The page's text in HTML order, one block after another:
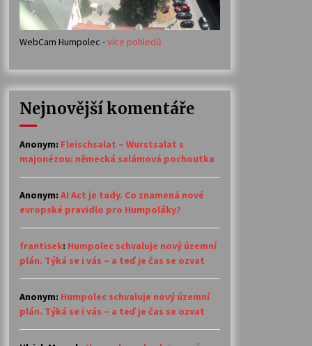
23. 7. 2026
14. 7. 2026
30. 6. 2026
WebCam Humpolec -více pohledů
Nejnovější komentáře
Anonym: Fleischsalat – Wurstsalat s
majonézou: německá salámová pochoutka
Anonym: AI Act je tady. Co znamená nové
evropské pravidlo pro Humpoláky?
frantisek: Humpolec schvaluje nový územní
plán. Týká se i vás – a teď je čas se ozvat
Anonym: Humpolec schvaluje nový územní
plán. Týká se i vás – a teď je čas se ozvat